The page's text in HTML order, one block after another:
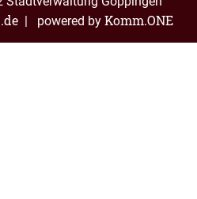
| powered by Komm.ONE